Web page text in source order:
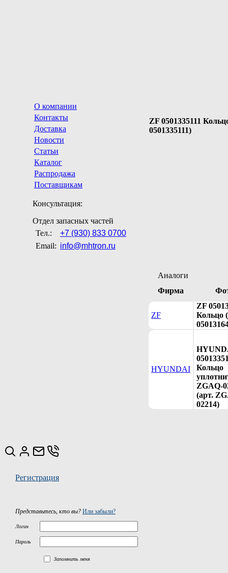
О компании
Контакты
Доставка
Новости
Статьи
Каталог
Распродажа
Поставщикам
Консультация:
Отдел запасных частей
Тел.:
+7 (930) 833 0700
Email: info@mhtron.ru
ZF 0501335111
0501335111)
Аналоги
Фирма
ZF
ZF
Кольцо
HYUNDAI
Кольцо
ZGAQ-
(арт.
02214)
Регистрация
Представьтесь, кто вы? Или забыли?
Логин
Пароль
Запомнить меня